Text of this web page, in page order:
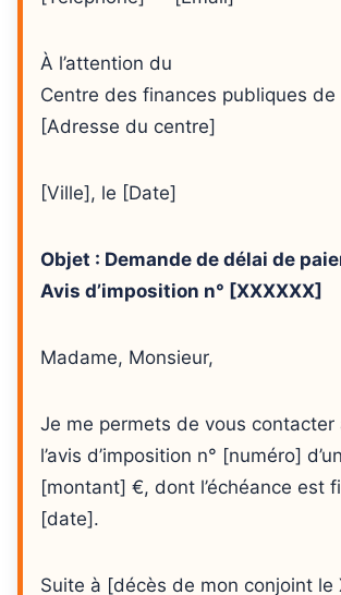
À l’attention du
Centre des finances publiques de
[Adresse du centre]
[Ville], le [Date]
Objet : Demande de délai de
Avis d’imposition n° [XXXXXX]
Madame, Monsieur,
Je me permets de vous contacter
l’avis d’imposition n° [numéro]
[montant] €, dont l’échéance est
[date].
Suite à [décès de mon conjoint le